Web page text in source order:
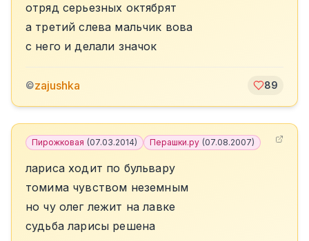
отряд серьезных октябрят
а третий слева мальчик вова
с него и делали значок
©zajushka 89
Пирожковая (07.03.2014) Перашки.ру (07.08.2007)
лариса ходит по бульвару
томима чувством неземным
но чу олег лежит на лавке
судьба ларисы решена